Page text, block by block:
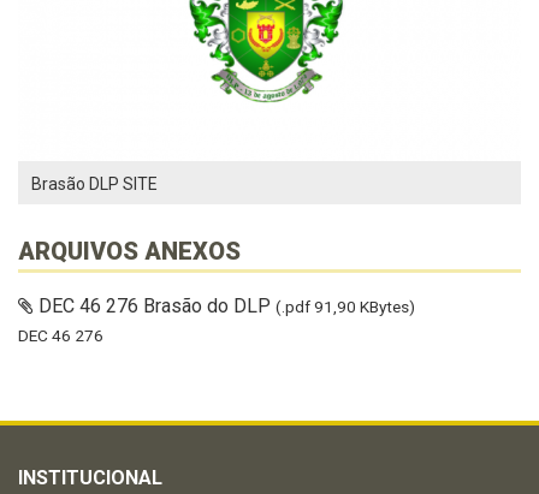
Brasão DLP SITE
ARQUIVOS ANEXOS
DEC 46 276 Brasão do DLP (.pdf 91,90 KBytes)
DEC 46 276
INSTITUCIONAL